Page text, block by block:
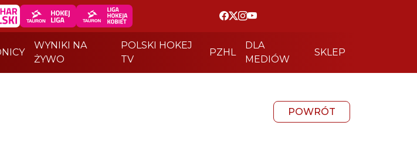
WYNIKI NA
ŻYWO
POLSKI HOKEJ
TV
PZHL
DLA
MEDIÓW
SKLEP
POWRÓT